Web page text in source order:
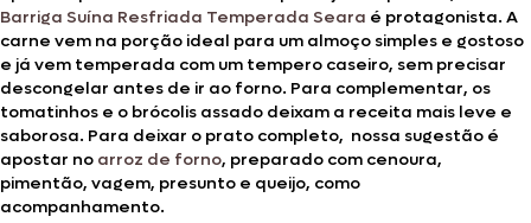
Barriga Suína Resfriada Temperada Seara é protagonista. A
carne vem na porção ideal para um almoço simples e gostoso
e já vem temperada com um tempero caseiro, sem precisar
descongelar antes de ir ao forno. Para complementar, os
tomatinhos e o brócolis assado deixam a receita mais leve e
saborosa. Para deixar o prato completo, nossa sugestão é
apostar no arroz de forno, preparado com cenoura,
pimentão, vagem, presunto e queijo, como
acompanhamento.